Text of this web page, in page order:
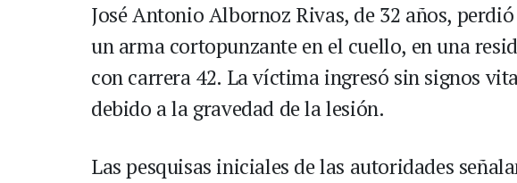
José Antonio Albornoz Rivas, de 32 años,
un arma cortopunzante en el cuello, en una
con carrera 42. La víctima ingresó sin signos
debido a la gravedad de la lesión.
Las pesquisas iniciales de las autoridades